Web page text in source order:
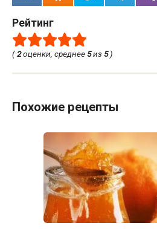
Рейтинг
(2оценки, среднее5из 5)
Похожие рецепты